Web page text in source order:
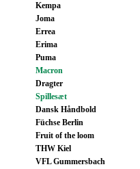
Kempa
Joma
Errea
Erima
Puma
Macron
Dragter
Spillesæt
Dansk Håndbold
Füchse Berlin
Fruit of the loom
THW Kiel
VFL Gummersbach